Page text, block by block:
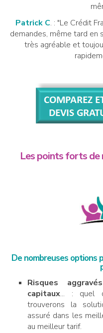
Patrick C. : "Le Crédit
demandes, même tard en
très agréable et
Les points forts de
De nombreuses options
Risques
capitaux... : quel
trouverons la
assuré dans les
au meilleur tarif.